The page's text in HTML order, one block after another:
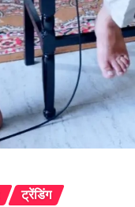
ट्रेंडिंग